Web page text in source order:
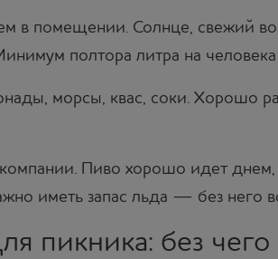
в помещении. Солнце, свежий
полтора литра на
морсы, квас, соки. Хорошо
Пиво хорошо идет
иметь запас льда — без него
пикника: без